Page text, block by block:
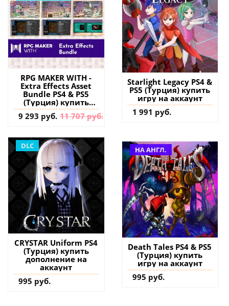
RPG MAKER WITH -
Extra Effects Asset
Bundle PS4 & PS5
(Турция) купить
дополнение на
аккаунт
9 293 руб. 11 707 руб.
Starlight Legacy PS4 &
PS5 (Турция) купить
игру на аккаунт
1 991 руб.
DLC
CRYSTAR Uniform PS4
(Турция) купить
дополнение на
аккаунт
995 руб.
НА АНГЛ.
Death Tales PS4 & PS5
(Турция) купить
игру на аккаунт
995 руб.